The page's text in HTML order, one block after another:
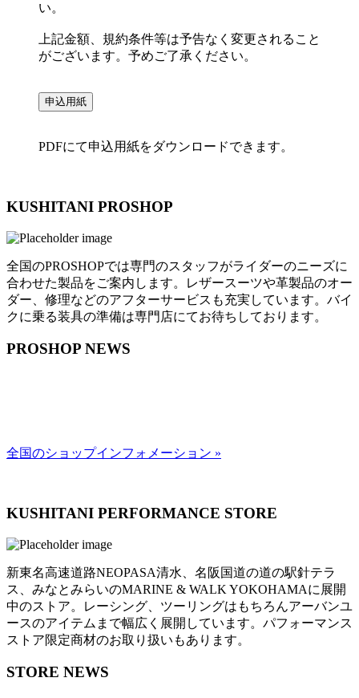
い。
上記金額、規約条件等は予告なく変更されること
がございます。予めご了承ください。
申込用紙
PDFにて申込用紙をダウンロードできます。
KUSHITANI PROSHOP
全国のPROSHOPでは専門のスタッフがライダーのニーズに
合わせた製品をご案内します。レザースーツや革製品のオー
ダー、修理などのアフターサービスも充実しています。バイ
クに乗る装具の準備は専門店にてお待ちしております。
PROSHOP NEWS
全国のショップインフォメーション »
KUSHITANI PERFORMANCE STORE
新東名高速道路NEOPASA清水、名阪国道の道の駅針テラ
ス、みなとみらいのMARINE & WALK YOKOHAMAに展開
中のストア。レーシング、ツーリングはもちろんアーバンユ
ースのアイテムまで幅広く展開しています。パフォーマンス
ストア限定商材のお取り扱いもあります。
STORE NEWS